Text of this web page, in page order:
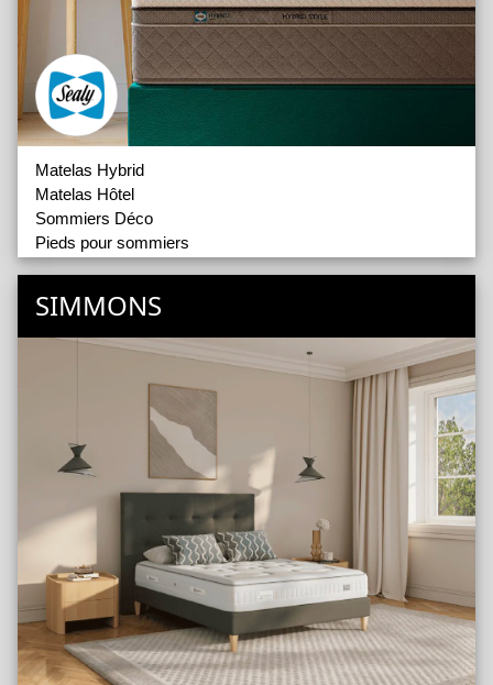
Matelas Hybrid
Matelas Hôtel
Sommiers Déco
Pieds pour sommiers
Têtes de lit
SIMMONS